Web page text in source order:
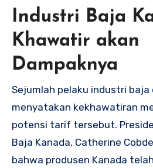
Industri Baja
Khawatir akan
Dampaknya
Sejumlah pelaku industri baja
menyatakan kekhawatiran
potensi tarif tersebut.
Baja Kanada, Catherine
bahwa produsen Kanada